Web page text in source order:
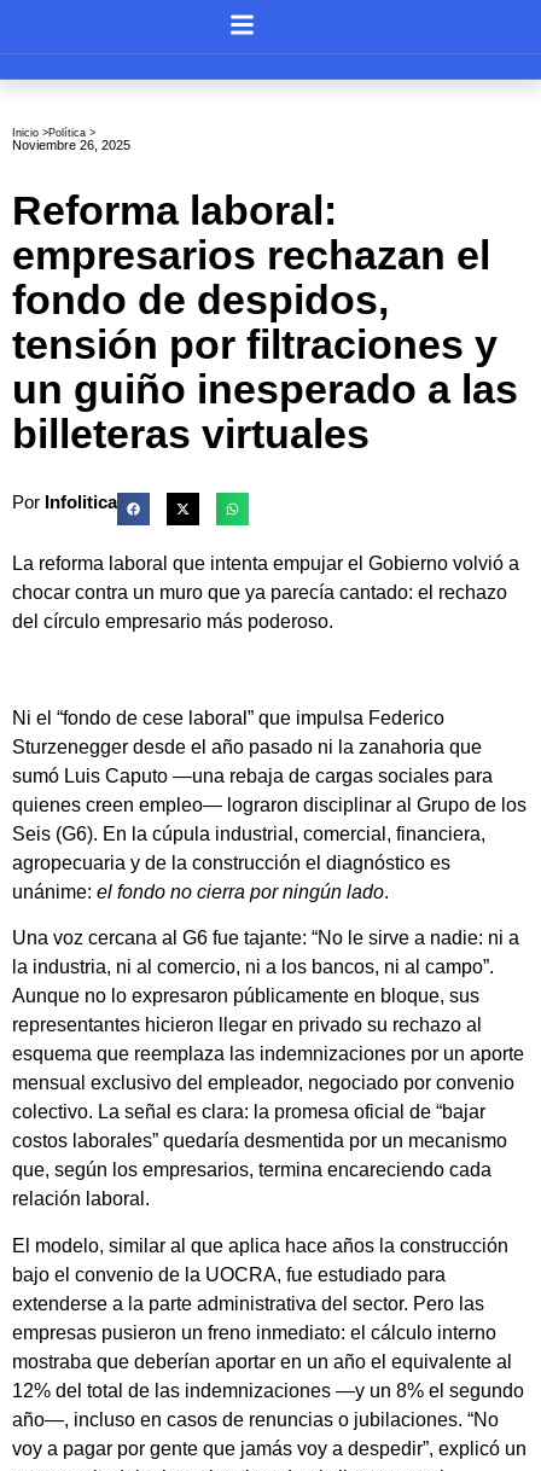
Inicio >Política >
Noviembre 26, 2025
Reforma laboral:
empresarios rechazan el
fondo de despidos,
tensión por filtraciones y
un guiño inesperado a las
billeteras virtuales
Por Infolitica
La reforma laboral que intenta empujar el Gobierno volvió a
chocar contra un muro que ya parecía cantado: el rechazo
del círculo empresario más poderoso.
Ni el “fondo de cese laboral” que impulsa Federico
Sturzenegger desde el año pasado ni la zanahoria que
sumó Luis Caputo —una rebaja de cargas sociales para
quienes creen empleo— lograron disciplinar al Grupo de los
Seis (G6). En la cúpula industrial, comercial, financiera,
agropecuaria y de la construcción el diagnóstico es
unánime: el fondo no cierra por ningún lado.
Una voz cercana al G6 fue tajante: “No le sirve a nadie: ni a
la industria, ni al comercio, ni a los bancos, ni al campo”.
Aunque no lo expresaron públicamente en bloque, sus
representantes hicieron llegar en privado su rechazo al
esquema que reemplaza las indemnizaciones por un aporte
mensual exclusivo del empleador, negociado por convenio
colectivo. La señal es clara: la promesa oficial de “bajar
costos laborales” quedaría desmentida por un mecanismo
que, según los empresarios, termina encareciendo cada
relación laboral.
El modelo, similar al que aplica hace años la construcción
bajo el convenio de la UOCRA, fue estudiado para
extenderse a la parte administrativa del sector. Pero las
empresas pusieron un freno inmediato: el cálculo interno
mostraba que deberían aportar en un año el equivalente al
12% del total de las indemnizaciones —y un 8% el segundo
año—, incluso en casos de renuncias o jubilaciones. “No
voy a pagar por gente que jamás voy a despedir”, explicó un